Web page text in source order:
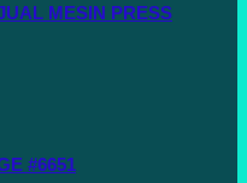
MESIN PRESS
#6651